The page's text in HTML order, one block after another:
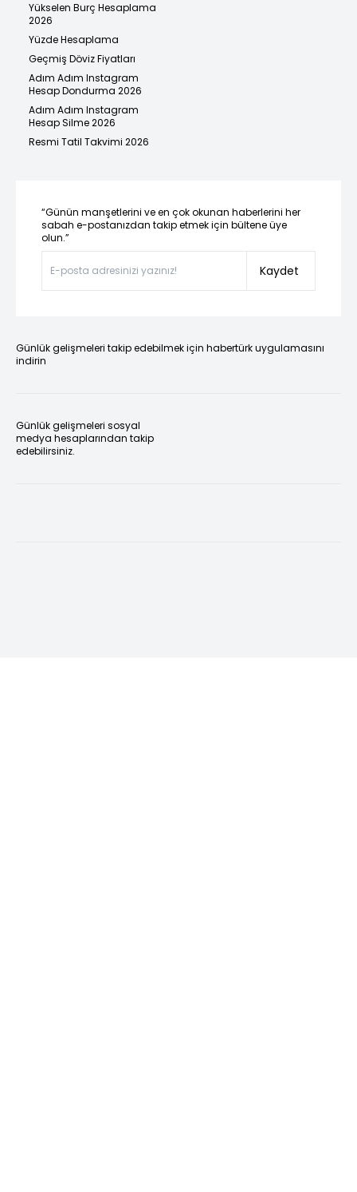
Yükselen Burç Hesaplama
2026
Yüzde Hesaplama
Geçmiş Döviz Fiyatları
Adım Adım Instagram
Hesap Dondurma 2026
Adım Adım Instagram
Hesap Silme 2026
Resmi Tatil Takvimi 2026
“Günün manşetlerini ve en çok okunan haberlerini her
sabah e-postanızdan takip etmek için bültene üye
olun.”
Kaydet
Günlük gelişmeleri takip edebilmek için habertürk uygulamasını
indirin
Günlük gelişmeleri sosyal
medya hesaplarından takip
edebilirsiniz.